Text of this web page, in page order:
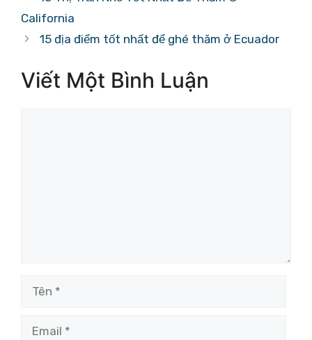
California
15 địa điểm tốt nhất để ghé thăm ở Ecuador
Viết Một Bình Luận